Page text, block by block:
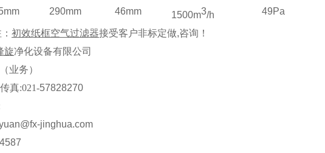
290mm 46mm 1500m3/h 49Pa
初效纸框空气过滤器接受客户非标定做,咨询！
旋净化设备有限公司
（业务）
传真:021-57828270
jinghua.com